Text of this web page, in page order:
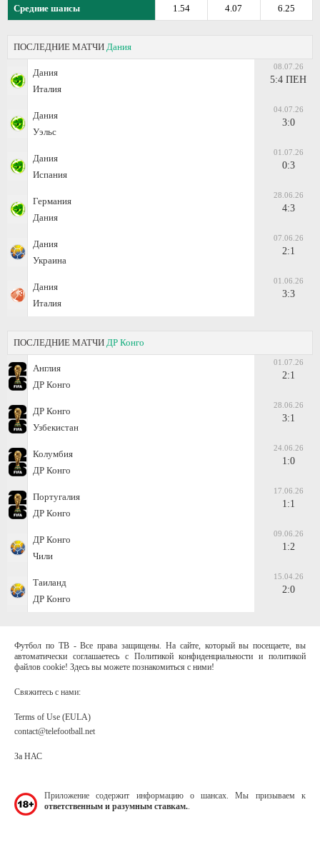
Средние шансы 6.25
4.07
1.54
ПОСЛЕДНИЕ МАТЧИ Дания
Дания
Италия
08.07.26
5:4 ПЕН
Дания
Уэльс
04.07.26
3:0
Дания
Испания
01.07.26
0:3
Германия
Дания
28.06.26
4:3
Дания
Украина
07.06.26
2:1
Дания
Италия
01.06.26
3:3
ПОСЛЕДНИЕ МАТЧИ ДР Конго
Англия
ДР Конго
01.07.26
2:1
ДР Конго
Узбекистан
28.06.26
3:1
Колумбия
ДР Конго
24.06.26
1:0
Португалия
ДР Конго
17.06.26
1:1
ДР Конго
Чили
09.06.26
1:2
Таиланд
ДР Конго
15.04.26
2:0
Футбол по ТВ - Все права защищены. На сайте, который вы посещаете, вы
автоматически соглашаетесь с Политикой конфиденциальности и политикой
файлов cookie! Здесь вы можете познакомиться с ними!
Свяжитесь с нами:
Terms of Use (EULA)
contact@telefootball.net
За НАС
Приложение содержит информацию о шансах. Мы призываем к
ответственным и разумным ставкам.